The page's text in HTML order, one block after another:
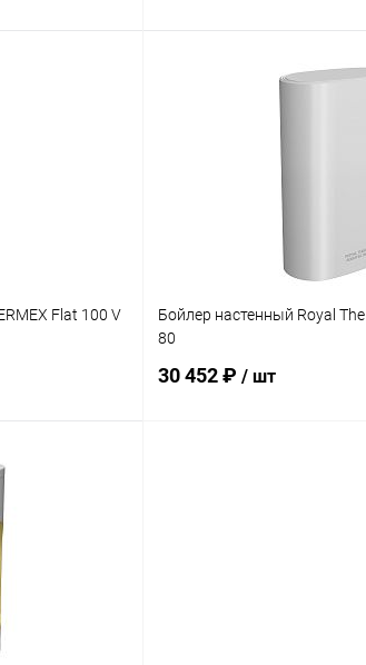
В
Купить в 1 клик
Flat 100 V
заказ 3-5 дней
Бойлер настенный Royal
80
30 452 ₽ / шт